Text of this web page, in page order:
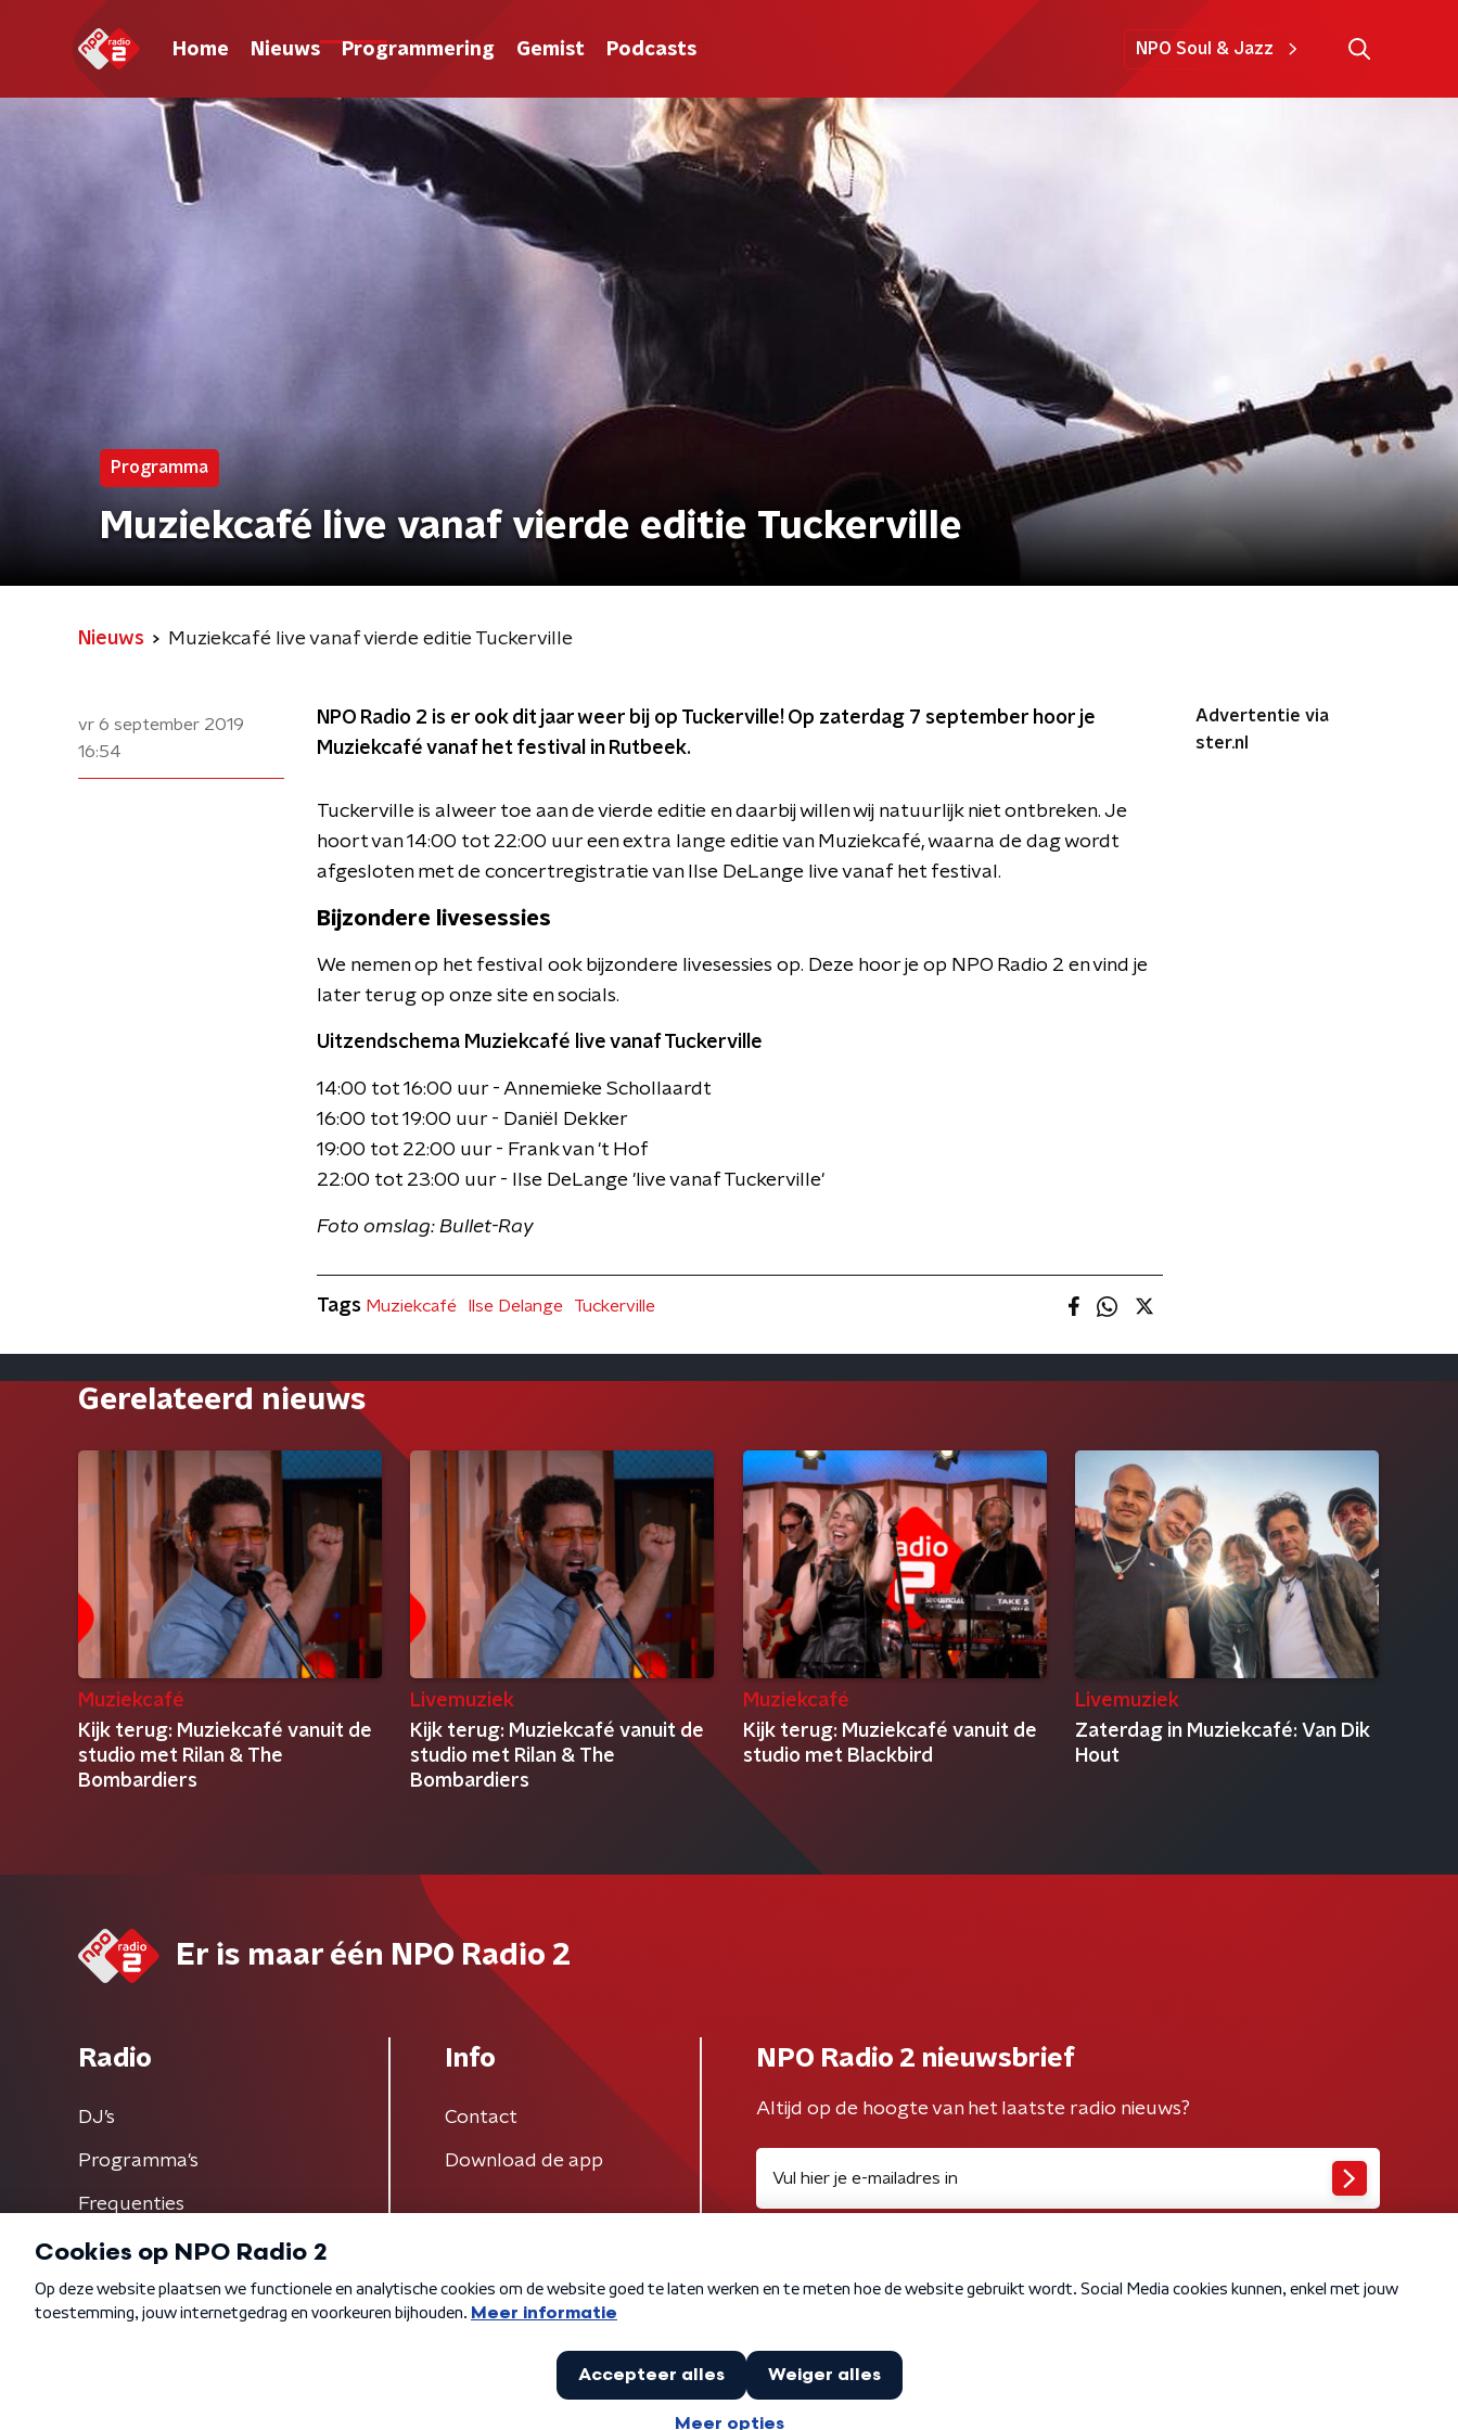
Home Nieuws Programmering Gemist Podcasts NPO Soul & Jazz
Programma
Muziekcafé live vanaf vierde editie Tuckerville
Nieuws Muziekcafé live vanaf vierde editie Tuckerville
vr 6 september 2019
16:54
NPO Radio 2 is er ook dit jaar weer bij op Tuckerville! Op zaterdag 7 september hoor je
Muziekcafé vanaf het festival in Rutbeek.
Tuckerville is alweer toe aan de vierde editie en daarbij willen wij natuurlijk niet ontbreken. Je
hoort van 14:00 tot 22:00 uur een extra lange editie van Muziekcafé, waarna de dag wordt
afgesloten met de concertregistratie van Ilse DeLange live vanaf het festival.
Bijzondere livesessies
We nemen op het festival ook bijzondere livesessies op. Deze hoor je op NPO Radio 2 en vind je
later terug op onze site en socials.
Uitzendschema Muziekcafé live vanaf Tuckerville
14:00 tot 16:00 uur - Annemieke Schollaardt
16:00 tot 19:00 uur - Daniël Dekker
19:00 tot 22:00 uur - Frank van 't Hof
22:00 tot 23:00 uur - Ilse DeLange 'live vanaf Tuckerville'
Foto omslag: Bullet-Ray
Advertentie via
ster.nl
Tags Muziekcafé Ilse Delange Tuckerville
Gerelateerd nieuws
Muziekcafé
Kijk terug: Muziekcafé vanuit de
studio met Rilan & The
Bombardiers
Livemuziek
Kijk terug: Muziekcafé vanuit de
studio met Rilan & The
Bombardiers
Muziekcafé
Kijk terug: Muziekcafé vanuit de
studio met Blackbird
Livemuziek
Zaterdag in Muziekcafé: Van Dik
Hout
Er is maar één NPO Radio 2
Radio
DJ’s
Programma's
Frequenties
Info
Contact
Download de app
NPO Radio 2 nieuwsbrief
Altijd op de hoogte van het laatste radio nieuws?
Algemene voorwaarden Privacybeleid